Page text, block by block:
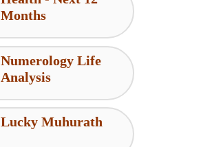
Months
Numerology Life
Analysis
Lucky Muhurath